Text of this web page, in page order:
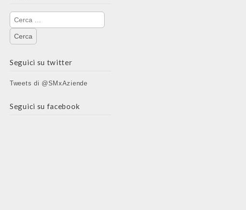
Ricerca
per:
Seguici su twitter
Tweets di @SMxAziende
Seguici su facebook